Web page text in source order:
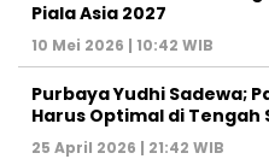
Piala Asia 2027
10 Mei 2026 | 10:42 WIB
Purbaya Yudhi Sadewa;
Harus Optimal di Tengah
25 April 2026 | 21:42 WIB